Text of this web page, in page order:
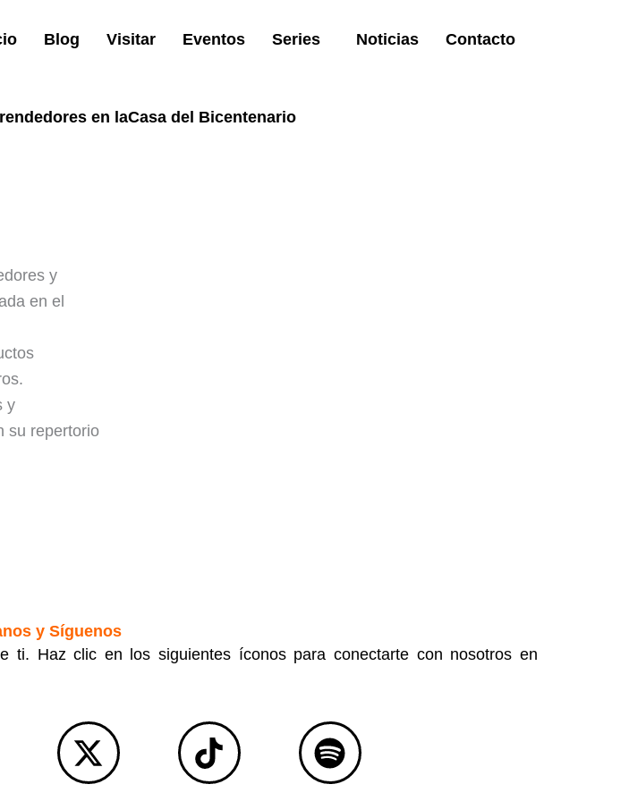
Blog Visitar Eventos Series Noticias Contacto
en laCasa del Bicentenario
y
en el
y
su repertorio
y Síguenos
ti. Haz clic en los siguientes íconos para conectarte con nosotros en
X
-
T
i
S
p